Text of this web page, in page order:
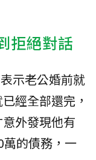
拒絕對話
示老公婚前就
經全部還完，
外發現他有
萬的債務，一